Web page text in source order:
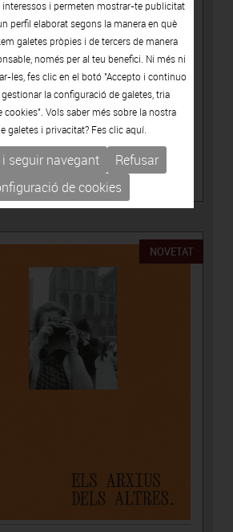
D'ARTISTES
ASSENYALA UN PUNT
NOVETAT
i permeten mostrar-te publicitat
perfil elaborat segons la manera en què
galetes pròpies i de tercers de manera
només per al teu benefici. Ni més ni
les, fes clic en el botó "Accepto i continuo
gestionar la configuració de galetes, tria
cookies". Vols saber més sobre la nostra
galetes i privacitat? Fes clicaquí.
seguir navegant
Refusar
de cookies